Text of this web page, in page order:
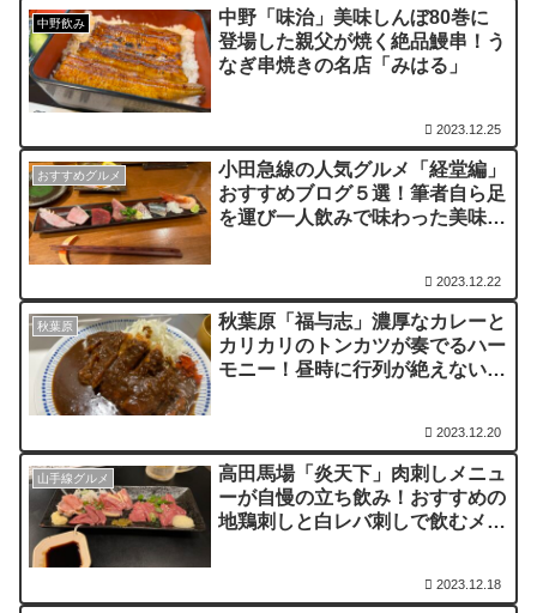
中野飲み
中野「味治」美味しんぼ80巻に
登場した親父が焼く絶品鰻串！う
なぎ串焼きの名店「みはる」
2023.12.25
おすすめグルメ
小田急線の人気グルメ「経堂編」
おすすめブログ５選！筆者自ら足
を運び一人飲みで味わった美味し
2023.12.22
秋葉原
秋葉原「福与志」濃厚なカレーと
カリカリのトンカツが奏でるハー
モニー！昼時に行列が絶えない人
2023.12.20
山手線グルメ
高田馬場「炎天下」肉刺しメニュ
ーが自慢の立ち飲み！おすすめの
地鶏刺しと白レバ刺しで飲むメガ
2023.12.18